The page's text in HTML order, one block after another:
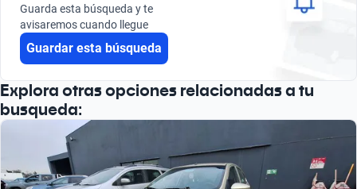
Busca por versión
Guarda esta búsqueda y te
avisaremos cuando llegue
Guardar esta búsqueda
Explora otras opciones relacionadas a tu
busqueda: